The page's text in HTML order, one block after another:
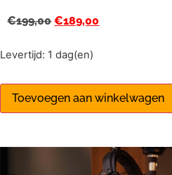
€199,00 €189,00
Levertijd: 1 dag(en)
Toevoegen aan winkelwagen